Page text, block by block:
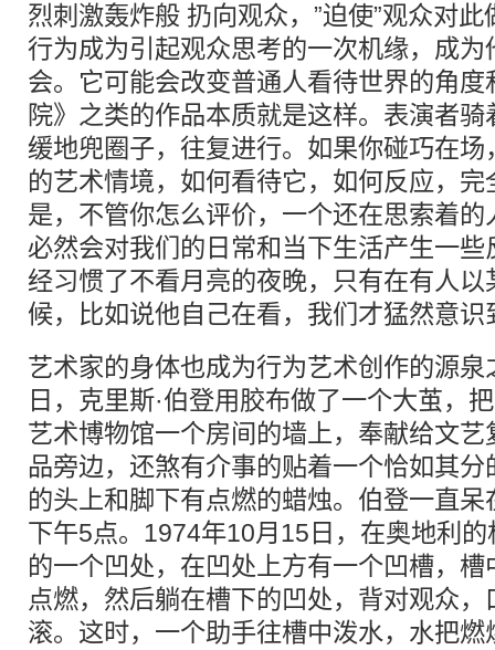
烈刺激轰炸般 扔向观众，”迫使”观众对
行为成为引起观众思考的一次机缘，成为
会。它可能会改变普通人看待世界的角
院》之类的作品本质就是这样。表演者
缓地兜圈子，往复进行。如果你碰巧在
的艺术情境，如何看待它，如何反应，
是，不管你怎么评价，一个还在思索着
必然会对我们的日常和当下生活产生一
经习惯了不看月亮的夜晚，只有在有人
候，比如说他自己在看，我们才猛然意
艺术家的身体也成为行为艺术创作的源
日，克里斯·伯登用胶布做了一个大茧，
艺术博物馆一个房间的墙上，奉献给文
品旁边，还煞有介事的贴着一个恰如其
的头上和脚下有点燃的蜡烛。伯登一直
下午5点。1974年10月15日，在奥地利
的一个凹处，在凹处上方有一个凹槽，
点燃，然后躺在槽下的凹处，背对观众
滚。这时，一个助手往槽中泼水，水把